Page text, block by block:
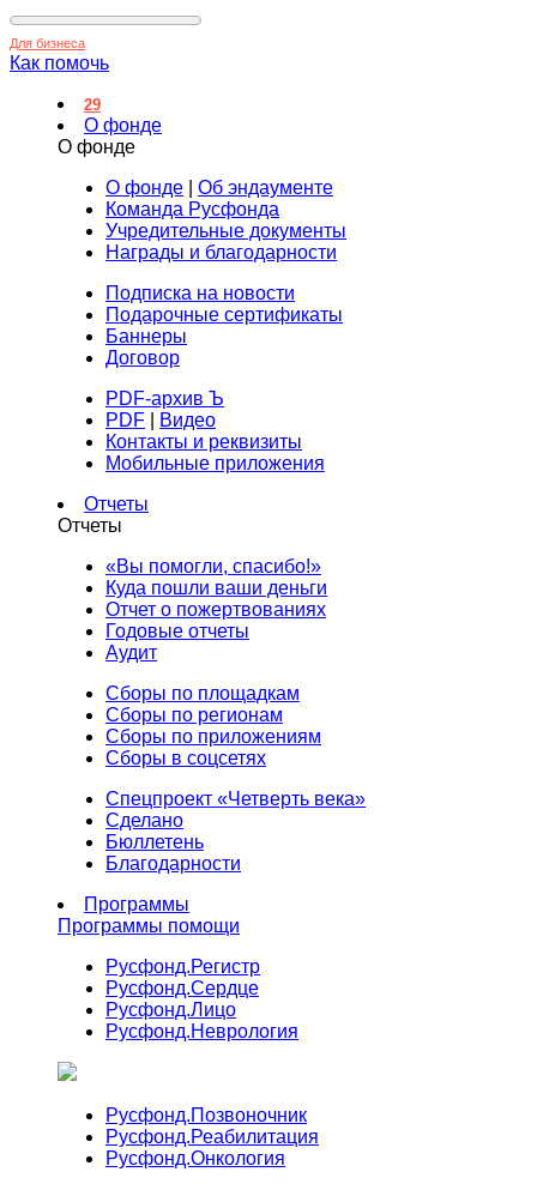
Для бизнеса
Как помочь
29
О фонде
О фонде
О фонде
Об эндаументе
Команда Русфонда
Учредительные документы
Награды и благодарности
Подписка на новости
Подарочные сертификаты
Баннеры
Договор
PDF-архив Ъ
PDF
Видео
Контакты и реквизиты
Мобильные приложения
Отчеты
Отчеты
«Вы помогли, спасибо!»
Куда пошли ваши деньги
Отчет о пожертвованиях
Годовые отчеты
Аудит
Сборы по площадкам
Сборы по регионам
Сборы по приложениям
Сборы в соцсетях
Спецпроект «Четверть века»
Сделано
Бюллетень
Благодарности
Программы
Программы помощи
Русфонд.Регистр
Русфонд.Сердце
Русфонд.Лицо
Русфонд.Неврология
Русфонд.Позвоночник
Русфонд.Реабилитация
Русфонд.Онкология